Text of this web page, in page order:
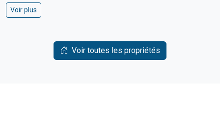
Voir plus
Voir toutes les propriétés